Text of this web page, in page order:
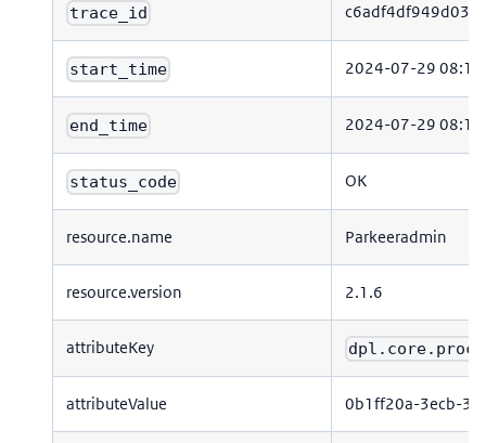
trace_id
start_time 2024-07-29
end_time 2024-07-29
status_code OK
resource.name Parkeeradmin
resource.version 2.1.6
attributeKey
attributeValue 0b1ff20a-3ecb-